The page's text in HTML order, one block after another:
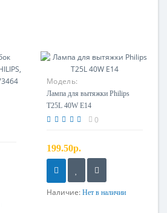
Модель:
Лампа для вытяжки Philips
T25L 40W E14
0
199.50р.
Наличие: Нет в наличии